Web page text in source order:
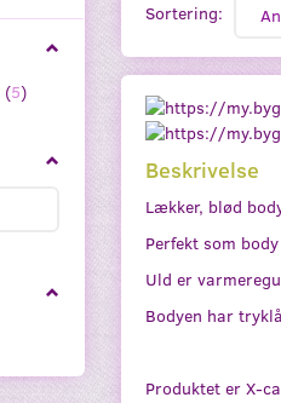
(5)
Sortering:
Beskrivelse
Lækker, blød
Perfekt som
Uld er
Bodyen har
Produktet er X-